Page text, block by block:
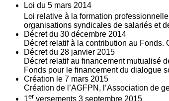
Loi du 5 mars 2014
Loi relative à la formation
organisations syndicales de salariés et
Décret du 30 décembre 2014
Décret relatif à la contribution au
Décret du 28 janvier 2015
Décret relatif au financement mutualisé
Fonds pour le financement du dialogue
Création le 7 mars 2015
Création de l’AGFPN, l’Association de
1er versements 3 septembre 2015